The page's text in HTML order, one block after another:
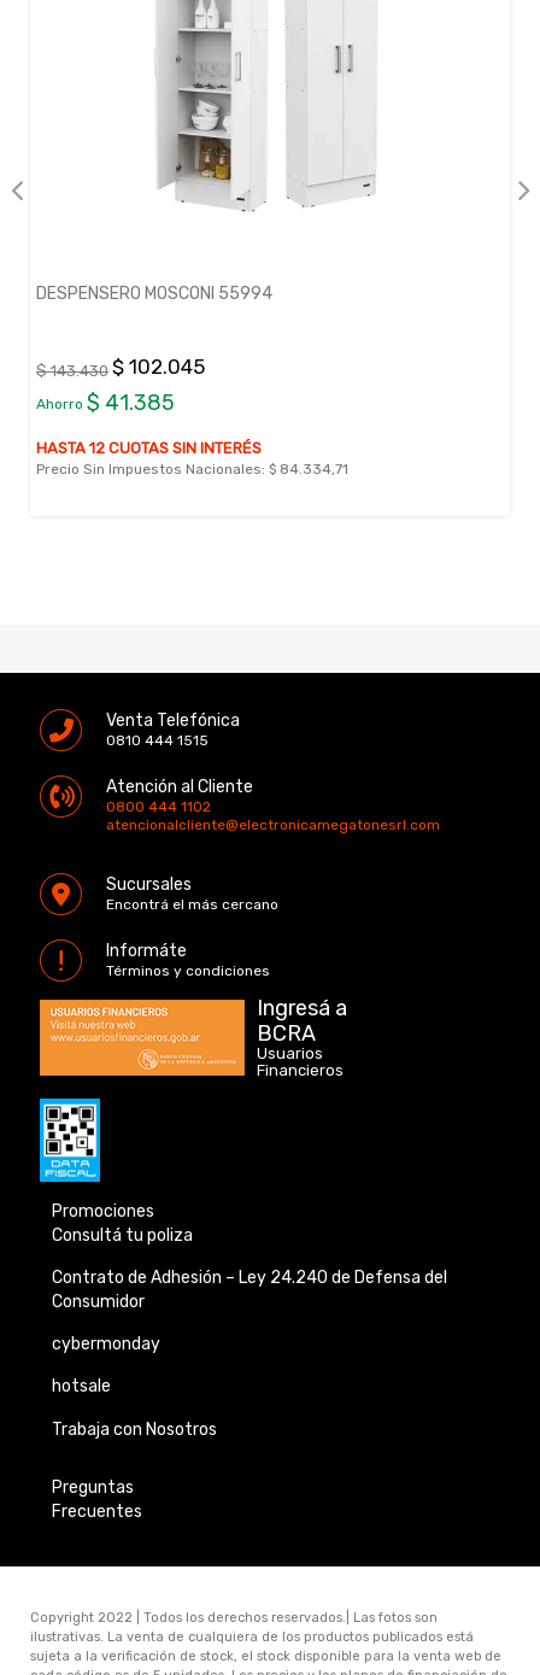
DESPENSERO MOSCONI 55994
$ 143.430 $ 102.045
Ahorro $ 41.385
HASTA 12 CUOTAS SIN INTERÉS
Precio Sin Impuestos Nacionales: $ 84.334,71
Venta Telefónica
0810 444 1515
Atención al Cliente
0800 444 1102
atencionalcliente@electronicamegatonesrl.com
Sucursales
Encontrá el más cercano
Informáte
Términos y condiciones
Ingresá a
BCRA
Usuarios
Financieros
Promociones
Consultá tu poliza
Contrato de Adhesión – Ley 24.240 de Defensa del
Consumidor
cybermonday
hotsale
Trabaja con Nosotros
Preguntas
Frecuentes
Copyright 2022 | Todos los derechos reservados.| Las fotos son
ilustrativas. La venta de cualquiera de los productos publicados está
sujeta a la verificación de stock, el stock disponible para la venta web de